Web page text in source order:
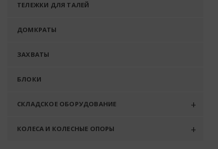
ТЕЛЕЖКИ ДЛЯ ТАЛЕЙ
ДОМКРАТЫ
ЗАХВАТЫ
БЛОКИ
СКЛАДСКОЕ ОБОРУДОВАНИЕ
КОЛЕСА И КОЛЕСНЫЕ ОПОРЫ